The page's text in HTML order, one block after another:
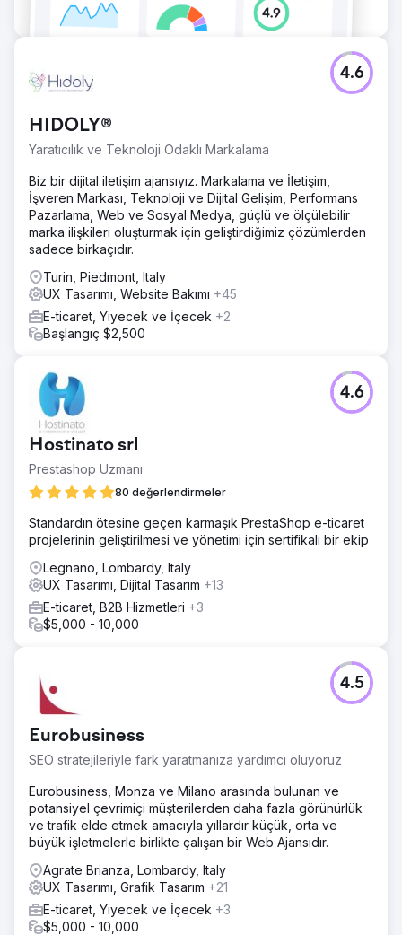
HIDOLY®
Yaratıcılık ve Teknoloji Odaklı Markalama
4.6
Biz bir dijital iletişim ajansıyız. Markalama ve İletişim,
İşveren Markası, Teknoloji ve Dijital Gelişim, Performans
Pazarlama, Web ve Sosyal Medya, güçlü ve ölçülebilir
marka ilişkileri oluşturmak için geliştirdiğimiz çözümlerden
sadece birkaçıdır.
Turin, Piedmont, Italy
UX Tasarımı, Website Bakımı +45
E-ticaret, Yiyecek ve İçecek +2
Başlangıç $2,500
Hostinato srl
Prestashop Uzmanı
80 değerlendirmeler
4.6
Standardın ötesine geçen karmaşık PrestaShop e-ticaret
projelerinin geliştirilmesi ve yönetimi için sertifikalı bir ekip
Legnano, Lombardy, Italy
UX Tasarımı, Dijital Tasarım +13
E-ticaret, B2B Hizmetleri +3
$5,000 - 10,000
Eurobusiness
SEO stratejileriyle fark yaratmanıza yardımcı oluyoruz
4.5
Eurobusiness, Monza ve Milano arasında bulunan ve
potansiyel çevrimiçi müşterilerden daha fazla görünürlük
ve trafik elde etmek amacıyla yıllardır küçük, orta ve
büyük işletmelerle birlikte çalışan bir Web Ajansıdır.
Agrate Brianza, Lombardy, Italy
UX Tasarımı, Grafik Tasarım +21
E-ticaret, Yiyecek ve İçecek +3
$5,000 - 10,000